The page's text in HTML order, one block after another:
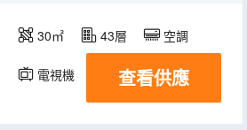
30㎡ 43層 空調
電視機 查看供應